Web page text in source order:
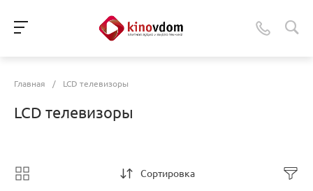
Главная / LCD телевизоры
LCD телевизоры
Сортировка